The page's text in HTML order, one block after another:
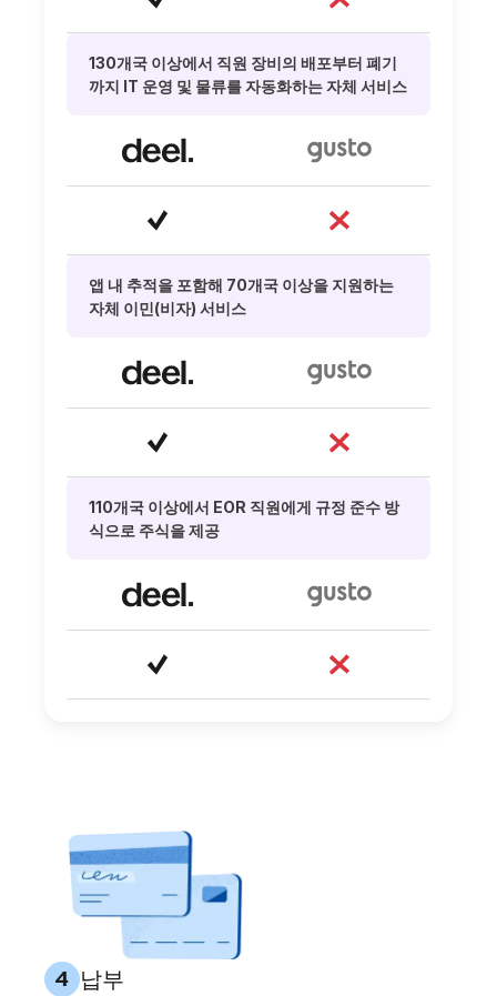
130개국 이상에서 직원 장비의 배포부터 폐기
까지 IT 운영 및 물류를 자동화하는 자체 서비스
앱 내 추적을 포함해 70개국 이상을 지원하는
자체 이민(비자) 서비스
110개국 이상에서 EOR 직원에게 규정 준수 방
식으로 주식을 제공
4 납부